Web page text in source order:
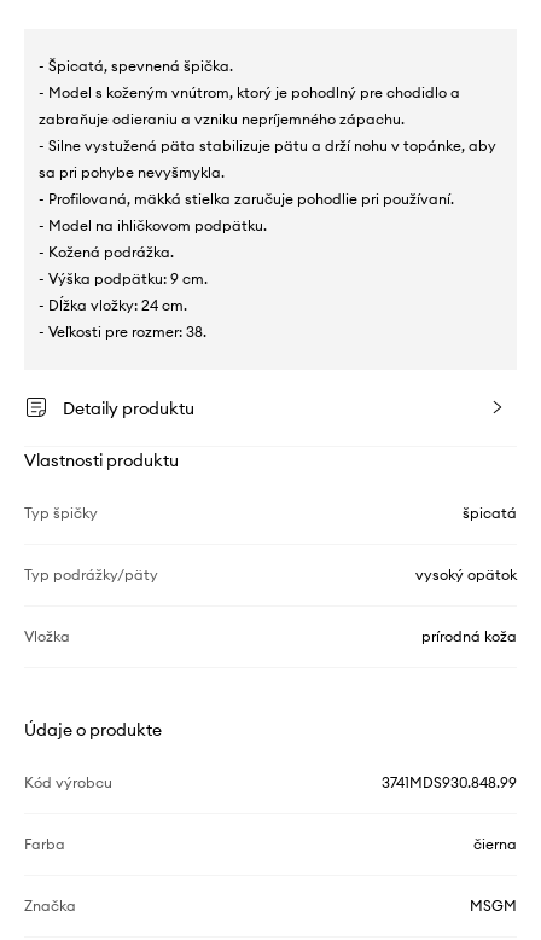
- Špicatá, spevnená špička.
- Model s koženým vnútrom, ktorý je pohodlný pre chodidlo a
zabraňuje odieraniu a vzniku nepríjemného zápachu.
- Silne vystužená päta stabilizuje pätu a drží nohu v topánke, aby
sa pri pohybe nevyšmykla.
- Profilovaná, mäkká stielka zaručuje pohodlie pri používaní.
- Model na ihličkovom podpätku.
- Kožená podrážka.
- Výška podpätku: 9 cm.
- Dĺžka vložky: 24 cm.
- Veľkosti pre rozmer: 38.
Detaily produktu
Vlastnosti produktu
Typ špičky špicatá
Typ podrážky/päty vysoký opätok
Vložka prírodná koža
Údaje o produkte
Kód výrobcu 3741MDS930.848.99
Farba čierna
Značka MSGM